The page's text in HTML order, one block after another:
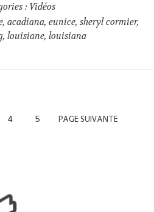
: Vidéos
,acadiana,eunice,sheryl cormier,
,louisiane,louisiana
4 5 PAGE SUIVANTE